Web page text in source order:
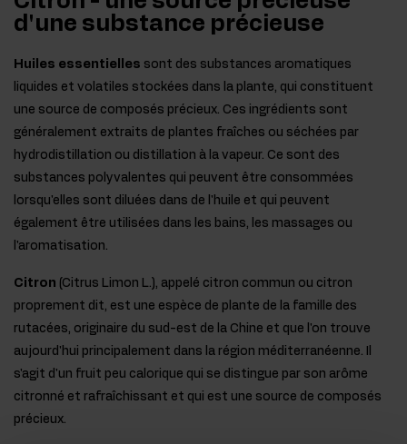
d'une substance précieuse
Huiles essentielles sont des substances aromatiques
liquides et volatiles stockées dans la plante, qui constituent
une source de composés précieux. Ces ingrédients sont
généralement extraits de plantes fraîches ou séchées par
hydrodistillation ou distillation à la vapeur. Ce sont des
substances polyvalentes qui peuvent être consommées
lorsqu'elles sont diluées dans de l'huile et qui peuvent
également être utilisées dans les bains, les massages ou
l'aromatisation.
Citron (Citrus Limon L.), appelé citron commun ou citron
proprement dit, est une espèce de plante de la famille des
rutacées, originaire du sud-est de la Chine et que l'on trouve
aujourd'hui principalement dans la région méditerranéenne. Il
s'agit d'un fruit peu calorique qui se distingue par son arôme
citronné et rafraîchissant et qui est une source de composés
précieux.